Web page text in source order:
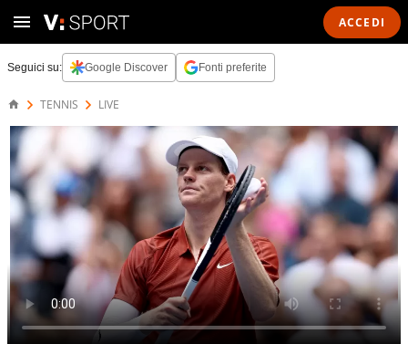
ACCEDI
Seguici su: Google Discover Fonti preferite
TENNIS LIVE